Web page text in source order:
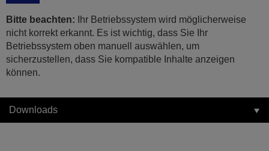
Bitte beachten: Ihr Betriebssystem wird möglicherweise
nicht korrekt erkannt. Es ist wichtig, dass Sie Ihr
Betriebssystem oben manuell auswählen, um
sicherzustellen, dass Sie kompatible Inhalte anzeigen
können.
Downloads